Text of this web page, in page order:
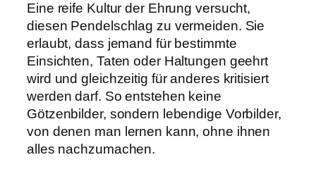
Eine reife Kultur der Ehrung versucht,
diesen Pendelschlag zu vermeiden. Sie
erlaubt, dass jemand für bestimmte
Einsichten, Taten oder Haltungen geehrt
wird und gleichzeitig für anderes kritisiert
werden darf. So entstehen keine
Götzenbilder, sondern lebendige Vorbilder,
von denen man lernen kann, ohne ihnen
alles nachzumachen.